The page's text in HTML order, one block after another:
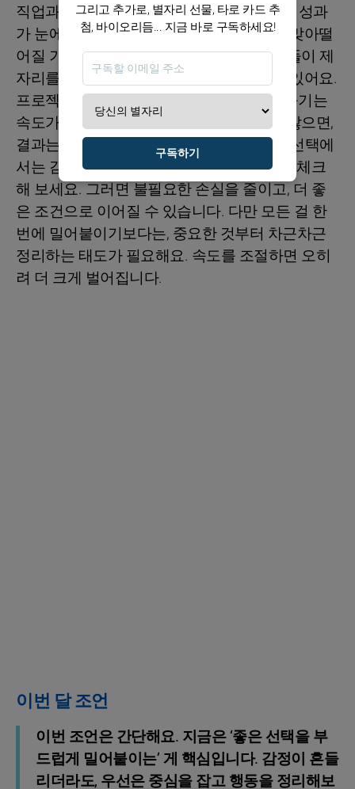
직업과 돈의 흐름이 좋아지는 때예요. 7월은 성과
가 눈에 보이고, 노력의 방향이 효율적으로 맞아떨
어질 가능성이 큽니다. 당신이 준비해온 것들이 제
자리를 찾으면서, 인정받는 순간이 생길 수 있어요.
프로젝트나 업무에서는 계획을 ‘실행’으로 옮기는
속도가 핵심입니다. 작은 디테일을 놓치지 않으면,
결과는 더 탄탄해져요. 특히 수입과 관련된 선택에
서는 감에만 의존하지 말고, 숫자를 한 번 더 체크
해 보세요. 그러면 불필요한 손실을 줄이고, 더 좋
은 조건으로 이어질 수 있습니다. 다만 모든 걸 한
번에 밀어붙이기보다는, 중요한 것부터 차근차근
정리하는 태도가 필요해요. 속도를 조절하면 오히
려 더 크게 벌어집니다.
이번 달 조언
이번 조언은 간단해요. 지금은 ‘좋은 선택을 부
드럽게 밀어붙이는’ 게 핵심입니다. 감정이 흔들
리더라도, 우선은 중심을 잡고 행동을 정리해보
그리고 추가로, 별자리 선물, 타로 카드 추
첨, 바이오리듬... 지금 바로 구독하세요!
구독하기